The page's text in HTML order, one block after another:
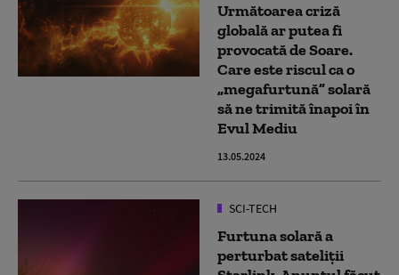
Următoarea criză
globală ar putea fi
provocată de Soare.
Care este riscul ca o
„megafurtună” solară
să ne trimită înapoi în
Evul Mediu
13.05.2024
SCI-TECH
Furtuna solară a
perturbat sateliții